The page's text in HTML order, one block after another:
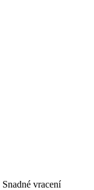
Snadné vracení